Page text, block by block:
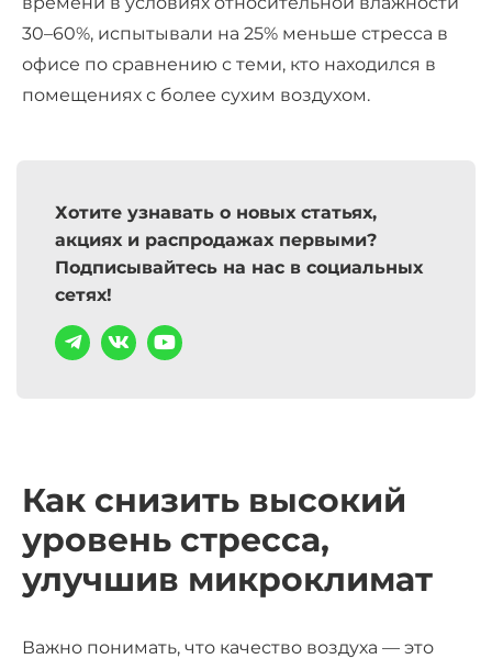
30–60%, испытывали на 25% меньше стресса в
офисе по сравнению с теми, кто находился в
помещениях с более сухим воздухом.
Хотите узнавать о новых статьях,
акциях и распродажах первыми?
Подписывайтесь на нас в социальных
сетях!
Как снизить высокий
уровень стресса,
улучшив микроклимат
Важно понимать, что качество воздуха — это